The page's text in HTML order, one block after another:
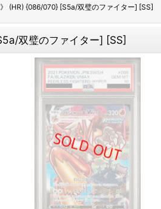
(HR) {086/070} [S5a/双璧のファイター] [SS]
双璧のファイター] [SS]